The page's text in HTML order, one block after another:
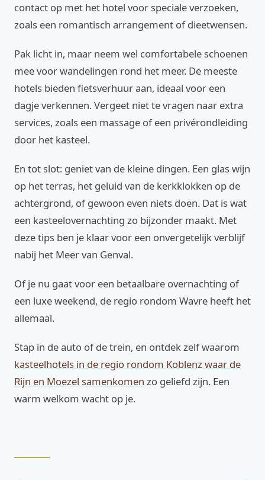
contact op met het hotel voor speciale verzoeken,
zoals een romantisch arrangement of dieetwensen.
Pak licht in, maar neem wel comfortabele schoenen
mee voor wandelingen rond het meer. De meeste
hotels bieden fietsverhuur aan, ideaal voor een
dagje verkennen. Vergeet niet te vragen naar extra
services, zoals een massage of een privérondleiding
door het kasteel.
En tot slot: geniet van de kleine dingen. Een glas wijn
op het terras, het geluid van de kerkklokken op de
achtergrond, of gewoon even niets doen. Dat is wat
een kasteelovernachting zo bijzonder maakt. Met
deze tips ben je klaar voor een onvergetelijk verblijf
nabij het Meer van Genval.
Of je nu gaat voor een betaalbare overnachting of
een luxe weekend, de regio rondom Wavre heeft het
allemaal.
Stap in de auto of de trein, en ontdek zelf waarom
kasteelhotels in de regio rondom Koblenz waar de
Rijn en Moezel samenkomen zo geliefd zijn. Een
warm welkom wacht op je.